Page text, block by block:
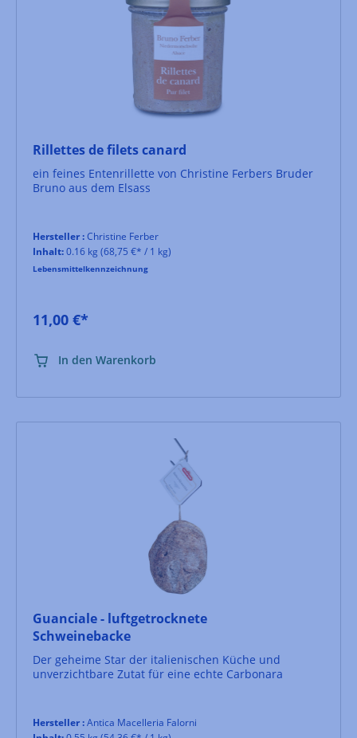
Rillettes de filets canard
ein feines Entenrillette von Christine Ferbers Bruder
Bruno aus dem Elsass
Hersteller :Christine Ferber
Inhalt:0.16 kg (68,75 €* / 1 kg)
Lebensmittelkennzeichnung
11,00 €*
In den Warenkorb
Guanciale - luftgetrocknete
Schweinebacke
Der geheime Star der italienischen Küche und
unverzichtbare Zutat für eine echte Carbonara
Hersteller :Antica Macelleria Falorni